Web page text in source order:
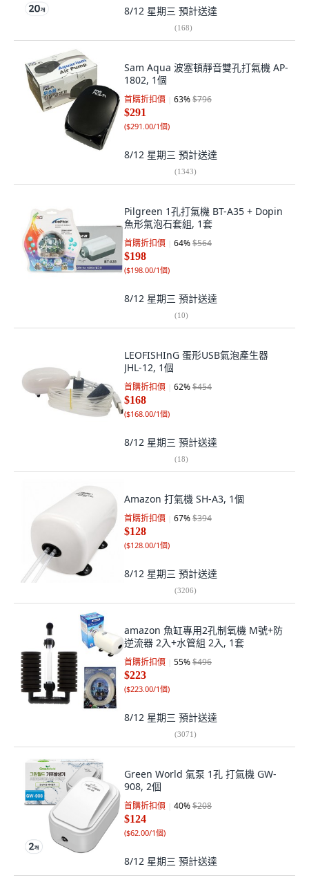
8/12 星期三 預計送達
(168)
Sam Aqua 波塞頓靜音雙孔打氣機 AP-
1802, 1個
首購折扣價 63%$796
$291
($291.00/1個)
8/12 星期三 預計送達
(1343)
Pilgreen 1孔打氣機 BT-A35 + Dopin
魚形氣泡石套組, 1套
首購折扣價 64%$564
$198
($198.00/1個)
8/12 星期三 預計送達
(10)
LEOFISHInG 蛋形USB氣泡產生器
JHL-12, 1個
首購折扣價 62%$454
$168
($168.00/1個)
8/12 星期三 預計送達
(18)
Amazon 打氣機 SH-A3, 1個
首購折扣價 67%$394
$128
($128.00/1個)
8/12 星期三 預計送達
(3206)
amazon 魚缸專用2孔制氧機 M號+防
逆流器 2入+水管組 2入, 1套
首購折扣價 55%$496
$223
($223.00/1個)
8/12 星期三 預計送達
(3071)
Green World 氣泵 1孔 打氣機 GW-
908, 2個
首購折扣價 40%$208
$124
($62.00/1個)
8/12 星期三 預計送達